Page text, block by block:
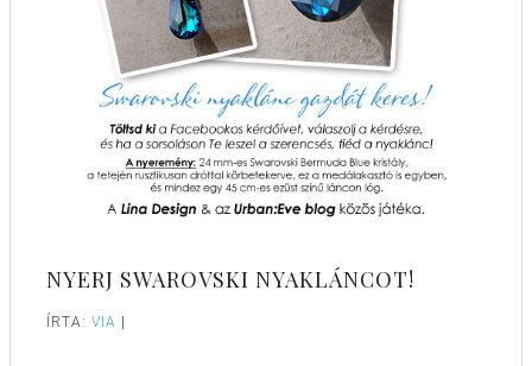
NYERJ SWAROVSKI NYAKLÁNCOT!
ÍRTA: VIA